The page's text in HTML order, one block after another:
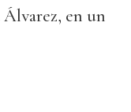
en un